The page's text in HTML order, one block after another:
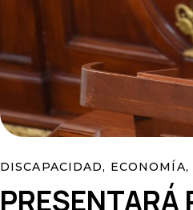
DISCAPACIDAD, ECONOMÍA,
PRESENTARÁ